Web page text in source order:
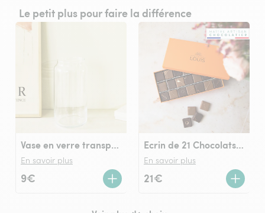
Le petit plus pour faire la différence
Vase en verre transparent
En savoir plus
9€
Ecrin de 21 Chocolats LOUIS noir et lait
En savoir plus
21€